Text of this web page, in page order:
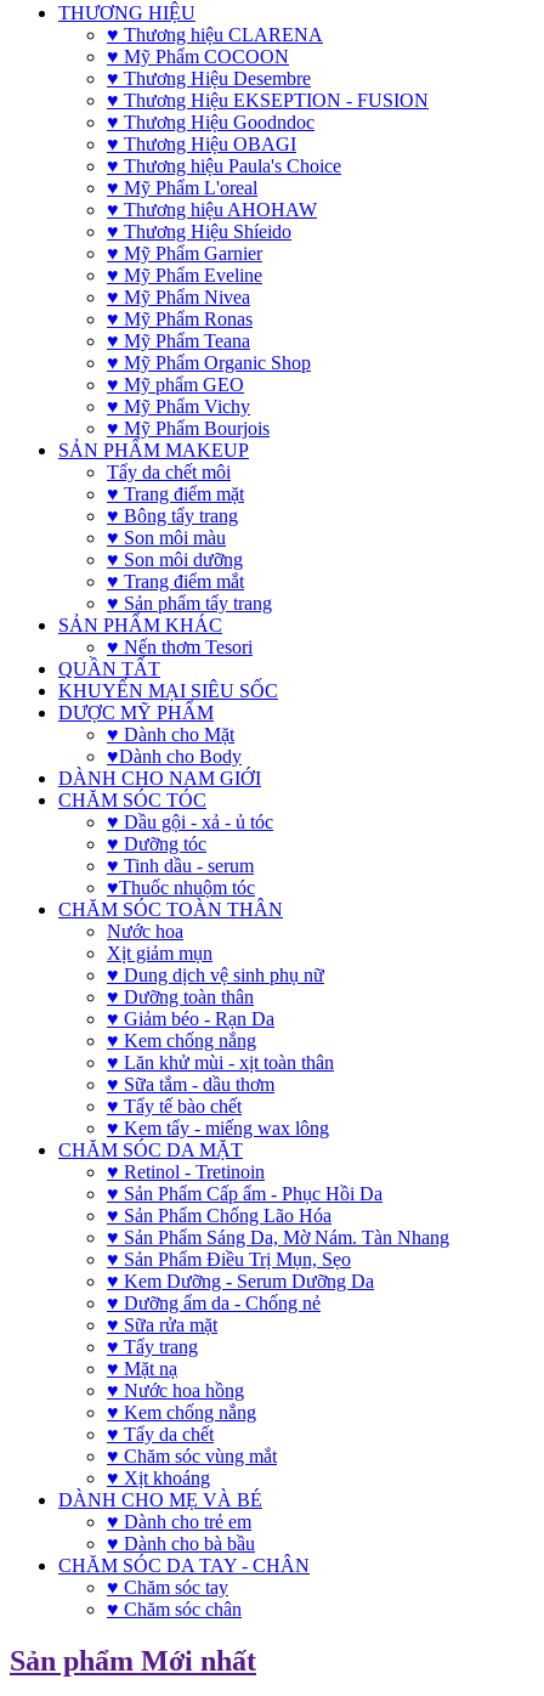
THƯƠNG HIỆU
♥ Thương hiệu CLARENA
♥ Mỹ Phẩm COCOON
♥ Thương Hiệu Desembre
♥ Thương Hiệu EKSEPTION - FUSION
♥ Thương Hiệu Goodndoc
♥ Thương Hiệu OBAGI
♥ Thương hiệu Paula's Choice
♥ Mỹ Phẩm L'oreal
♥ Thương hiệu AHOHAW
♥ Thương Hiệu Shíeido
♥ Mỹ Phẩm Garnier
♥ Mỹ Phẩm Eveline
♥ Mỹ Phẩm Nivea
♥ Mỹ Phẩm Ronas
♥ Mỹ Phẩm Teana
♥ Mỹ Phẩm Organic Shop
♥ Mỹ phẩm GEO
♥ Mỹ Phẩm Vichy
♥ Mỹ Phẩm Bourjois
SẢN PHẨM MAKEUP
Tẩy da chết môi
♥ Trang điểm mặt
♥ Bông tẩy trang
♥ Son môi màu
♥ Son môi dưỡng
♥ Trang điểm mắt
♥ Sản phẩm tẩy trang
SẢN PHẨM KHÁC
♥ Nến thơm Tesori
QUẦN TẤT
KHUYẾN MẠI SIÊU SỐC
DƯỢC MỸ PHẨM
♥ Dành cho Mặt
♥Dành cho Body
DÀNH CHO NAM GIỚI
CHĂM SÓC TÓC
♥ Dầu gội - xả - ủ tóc
♥ Dưỡng tóc
♥ Tinh dầu - serum
♥Thuốc nhuộm tóc
CHĂM SÓC TOÀN THÂN
Nước hoa
Xịt giảm mụn
♥ Dung dịch vệ sinh phụ nữ
♥ Dưỡng toàn thân
♥ Giảm béo - Rạn Da
♥ Kem chống nắng
♥ Lăn khử mùi - xịt toàn thân
♥ Sữa tắm - dầu thơm
♥ Tẩy tế bào chết
♥ Kem tẩy - miếng wax lông
CHĂM SÓC DA MẶT
♥ Retinol - Tretinoin
♥ Sản Phẩm Cấp ẩm - Phục Hồi Da
♥ Sản Phẩm Chống Lão Hóa
♥ Sản Phẩm Sáng Da, Mờ Nám. Tàn Nhang
♥ Sản Phẩm Điều Trị Mụn, Sẹo
♥ Kem Dưỡng - Serum Dưỡng Da
♥ Dưỡng ẩm da - Chống nẻ
♥ Sữa rửa mặt
♥ Tẩy trang
♥ Mặt nạ
♥ Nước hoa hồng
♥ Kem chống nắng
♥ Tẩy da chết
♥ Chăm sóc vùng mắt
♥ Xịt khoáng
DÀNH CHO MẸ VÀ BÉ
♥ Dành cho trẻ em
♥ Dành cho bà bầu
CHĂM SÓC DA TAY - CHÂN
♥ Chăm sóc tay
♥ Chăm sóc chân
Sản phẩm Mới nhất